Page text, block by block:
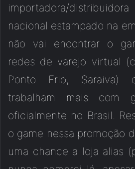
importadora/
nacional estampado na
não vai encontrar o
redes de varejo virtual
Ponto Frio, Saraiva)
trabalham mais com
oficialmente no Brasil.
o game nessa promoção
uma chance a loja alias